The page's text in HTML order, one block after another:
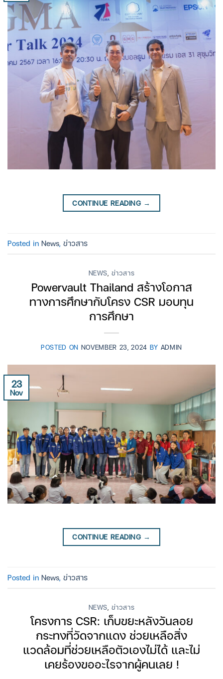
CONTINUE READING →
Posted in News, ข่าวสาร
NEWS, ข่าวสาร
Powervault Thailand สร้างโอกาส
ทางการศึกษากับโครง CSR มอบทุน
การศึกษา
POSTED ON NOVEMBER 23, 2024 BY ADMIN
23
Nov
CONTINUE READING →
Posted in News, ข่าวสาร
NEWS ข่าวสาร
โครงการ CSR: เก็บขยะหลังวันลอย
กระทงที่วัดจากแดง ช่วยเหลือสิ่ง
แวดล้อมที่ช่วยเหลือตัวเองไม่ได้ และไม่
เคยร้องขออะไรจากผู้คนเลย !